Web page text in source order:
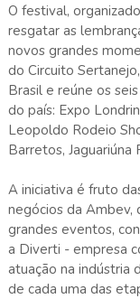
O festival,
resgatar as
novos grandes
do Circuito
Brasil e reúne os
do país: Expo
Leopoldo Rodeio
Barretos,
A iniciativa é fruto
negócios da Ambev,
grandes eventos,
a Diverti - empresa
atuação na indústria
de cada uma das